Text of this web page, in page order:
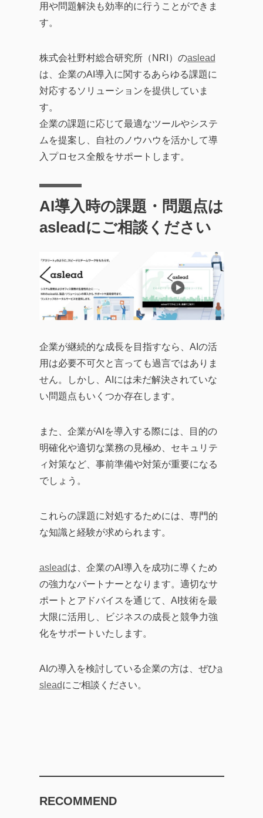
用や問題解決も効率的に行うことができま
す。
株式会社野村総合研究所（NRI）のaslead
は、企業のAI導入に関するあらゆる課題に
対応するソリューションを提供していま
す。
企業の課題に応じて最適なツールやシステ
ムを提案し、自社のノウハウを活かして導
入プロセス全般をサポートします。
AI導入時の課題・問題点は
asleadにご相談ください
企業が継続的な成長を目指すなら、AIの活
用は必要不可欠と言っても過言ではありま
せん。しかし、AIには未だ解決されていな
い問題点もいくつか存在します。
また、企業がAIを導入する際には、目的の
明確化や適切な業務の見極め、セキュリテ
ィ対策など、事前準備や対策が重要になる
でしょう。
これらの課題に対処するためには、専門的
な知識と経験が求められます。
asleadは、企業のAI導入を成功に導くため
の強力なパートナーとなります。適切なサ
ポートとアドバイスを通じて、AI技術を最
大限に活用し、ビジネスの成長と競争力強
化をサポートいたします。
AIの導入を検討している企業の方は、ぜひa
sleadにご相談ください。
RECOMMEND